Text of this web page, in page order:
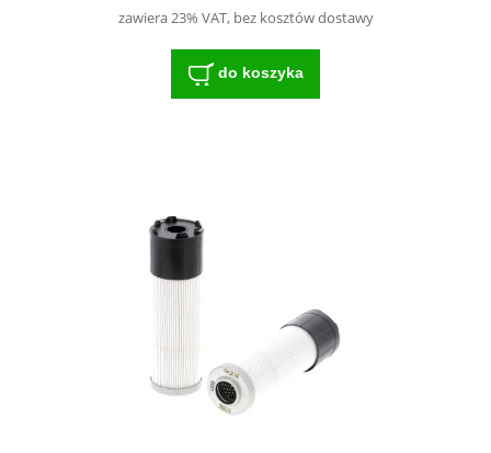
zawiera 23% VAT, bez kosztów dostawy
do koszyka